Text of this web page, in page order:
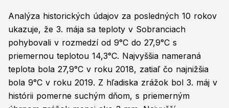
Analýza historických údajov za posledných 10 rokov
ukazuje, že 3. mája sa teploty v Sobranciach
pohybovali v rozmedzí od 9°C do 27,9°C s
priemernou teplotou 14,3°C. Najvyššia nameraná
teplota bola 27,9°C v roku 2018, zatiaľ čo najnižšia
bola 9°C v roku 2019. Z hľadiska zrážok bol 3. máj v
histórii pomerne suchým dňom, s priemerným